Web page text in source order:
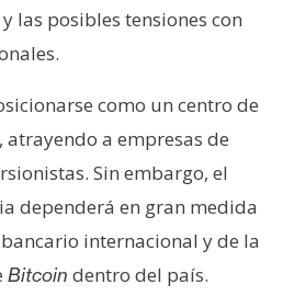
y las posibles tensiones con
como un centro de
a empresas de
Sin embargo, el
dependerá en gran medida
internacional y de la
Bitcoin dentro del país.